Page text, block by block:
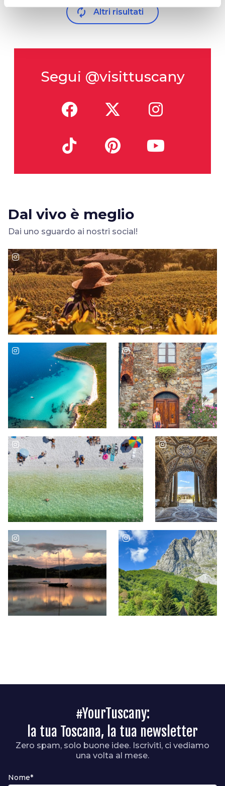
autorenew Altri risultati
Segui @visittuscany
Dal vivo è meglio
Dai uno sguardo ai nostri social!
#YourTuscany:
la tua Toscana, la tua newsletter
Zero spam, solo buone idee. Iscriviti, ci vediamo
una volta al mese.
Nome*